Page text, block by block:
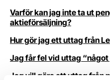
Varför kan jag inte ta ut
aktieförsäljning?
Hur gör jag ett uttag från
Jag får fel vid uttag
Jag vill göra ett uttag från